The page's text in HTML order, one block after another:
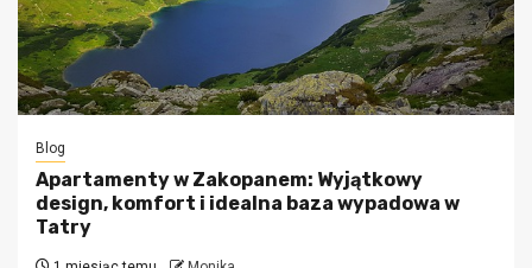
Blog
Apartamenty w Zakopanem: Wyjątkowy
design, komfort i idealna baza wypadowa w
Tatry